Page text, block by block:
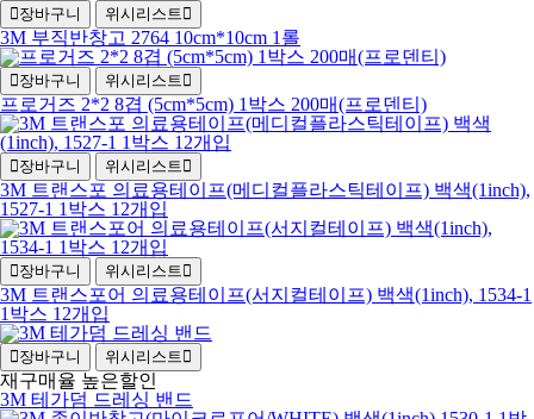
장바구니 위시리스트
3M 부직반창고 2764 10cm*10cm 1롤
장바구니 위시리스트
프로거즈 2*2 8겹 (5cm*5cm) 1박스 200매(프로덴티)
장바구니 위시리스트
3M 트랜스포 의료용테이프(메디컬플라스틱테이프) 백색(1inch),
1527-1 1박스 12개입
장바구니 위시리스트
3M 트랜스포어 의료용테이프(서지컬테이프) 백색(1inch), 1534-1
1박스 12개입
장바구니 위시리스트
재구매율 높은할인
3M 테가덤 드레싱 밴드